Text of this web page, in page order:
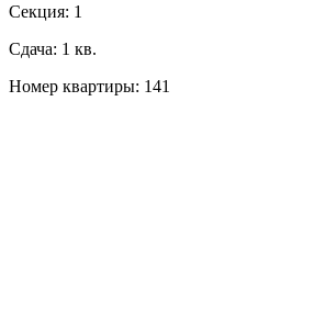
Секция: 1
Сдача: 1 кв.
Номер квартиры: 141